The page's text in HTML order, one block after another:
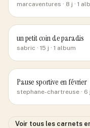
marcaventures · 8 j · 1
un petit coin de paradis
sabric · 15 j · 1 album
Pause sportive en février
stephane-chartreuse · 6 j
Voir tous les carnets